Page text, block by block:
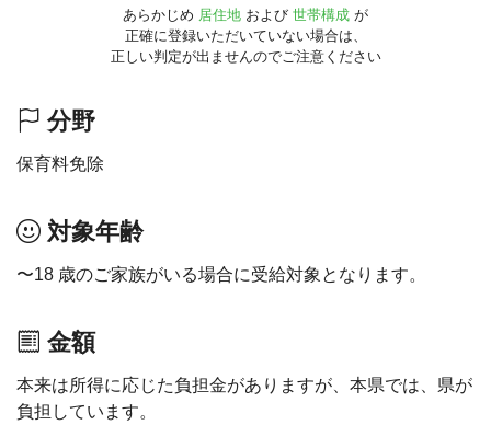
あらかじめ 居住地 および 世帯構成 が
正確に登録いただいていない場合は、
正しい判定が出ませんのでご注意ください
分野
保育料免除
対象年齢
〜18 歳のご家族がいる場合に受給対象となります。
金額
本来は所得に応じた負担金がありますが、本県では、県が
負担しています。